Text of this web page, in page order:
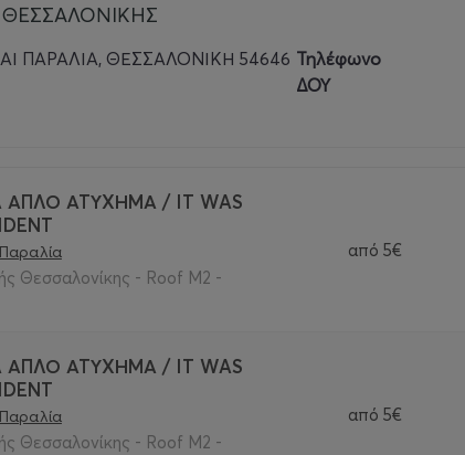
ΠΑΡΑΛΙΑ, ΘΕΣΣΑΛΟΝΙΚΗ 54646 Τηλέφωνο
ΔΟΥ
ΑΠΛΟ ΑΤΥΧΗΜΑ / IT WAS
Θεσσαλονίκης - Roof M2 -
από 5€
ΑΠΛΟ ΑΤΥΧΗΜΑ / IT WAS
Θεσσαλονίκης - Roof M2 -
από 5€